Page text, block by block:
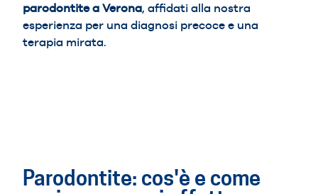
parodontite a Verona, affidati alla nostra
esperienza per una diagnosi precoce e una
terapia mirata.
Parodontite: cos'è e come